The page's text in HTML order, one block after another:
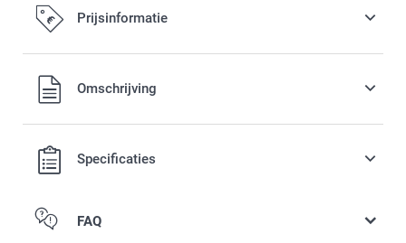
Prijsinformatie
Alle prijzen zijn in EURO (€) inclusief BTW en exclusief
verzendkosten.Omschrijving
Specificaties
FAQ